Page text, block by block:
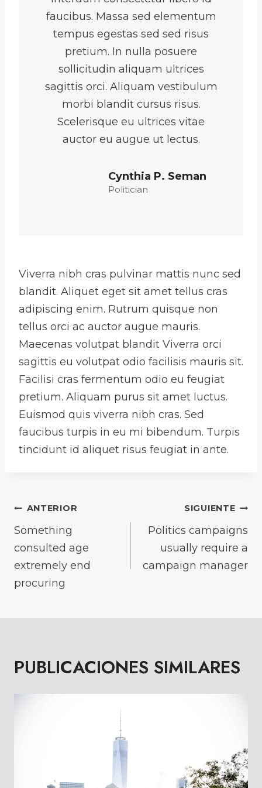
faucibus. Massa sed elementum
tempus egestas sed sed risus
pretium. In nulla posuere
sollicitudin aliquam ultrices
sagittis orci. Aliquam vestibulum
morbi blandit cursus risus.
Scelerisque eu ultrices vitae
auctor eu augue ut lectus.
Cynthia P. Seman
Politician
Viverra nibh cras pulvinar mattis nunc sed
blandit. Aliquet eget sit amet tellus cras
adipiscing enim. Rutrum quisque non
tellus orci ac auctor augue mauris.
Maecenas volutpat blandit Viverra orci
sagittis eu volutpat odio facilisis mauris sit.
Facilisi cras fermentum odio eu feugiat
pretium. Aliquam purus sit amet luctus.
Euismod quis viverra nibh cras. Sed
faucibus turpis in eu mi bibendum. Turpis
tincidunt id aliquet risus feugiat in ante.
NAVEGACIÓN
DE
ENTRADAS
ANTERIOR
Something
consulted age
extremely end
procuring
SIGUIENTE
Politics campaigns
usually require a
campaign manager
PUBLICACIONES SIMILARES